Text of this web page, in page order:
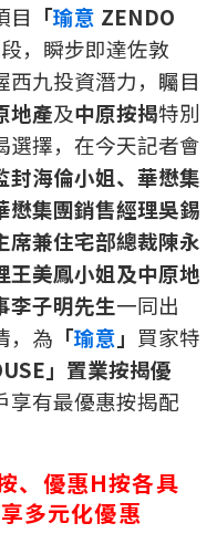
目 「瑜意 ZENDO
，瞬步即達佐敦
西九投資潛力，矚目
地產及中原按揭特別
選擇，在今天記者會
封海倫小姐、華懋集
懋集團銷售經理吳錫
席兼住宅部總裁陳永
王美鳳小姐及中原地
李子明先生一同出
，為 「瑜意」 買家特
」置業按揭優
享有最優惠按揭配
、優惠H按各具
多元化優惠